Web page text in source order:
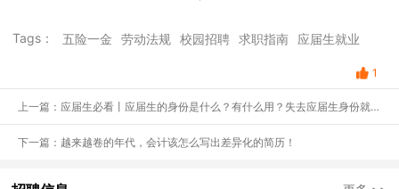
Tags： 五险一金 劳动法规 校园招聘 求职指南 应届生就业
1
上一篇：应届生必看丨应届生的身份是什么？有什么用？失去应届生身份就再也找不到好工作了？
下一篇：越来越卷的年代，会计该怎么写出差异化的简历！